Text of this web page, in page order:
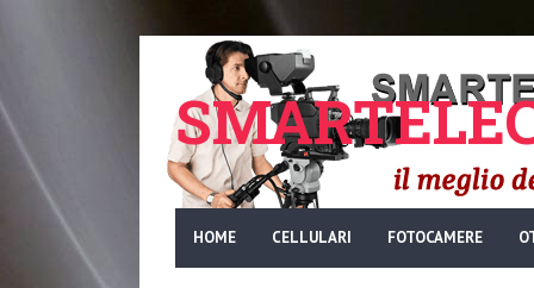
HOME CELLULARI FOTOCAMERE